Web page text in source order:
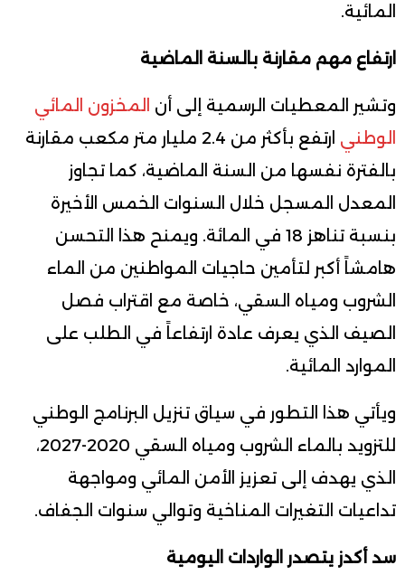
المائية.
ارتفاع مهم مقارنة بالسنة الماضية
وتشير المعطيات الرسمية إلى أن المخزون المائي
الوطني
ارتفع بأكثر من 2.4 مليار متر مكعب مقارنة
بالفترة نفسها من السنة الماضية، كما تجاوز
المعدل المسجل خلال السنوات الخمس الأخيرة
بنسبة تناهز 18 في المائة. ويمنح هذا التحسن
هامشاً أكبر لتأمين حاجيات المواطنين من الماء
الشروب ومياه السقي، خاصة مع اقتراب فصل
الصيف الذي يعرف عادة ارتفاعاً في الطلب على
الموارد المائية.
ويأتي هذا التطور في سياق تنزيل البرنامج الوطني
للتزويد بالماء الشروب ومياه السقي 2020-2027،
الذي يهدف إلى تعزيز الأمن المائي ومواجهة
تداعيات التغيرات المناخية وتوالي سنوات الجفاف.
سد أكدز يتصدر الواردات اليومية